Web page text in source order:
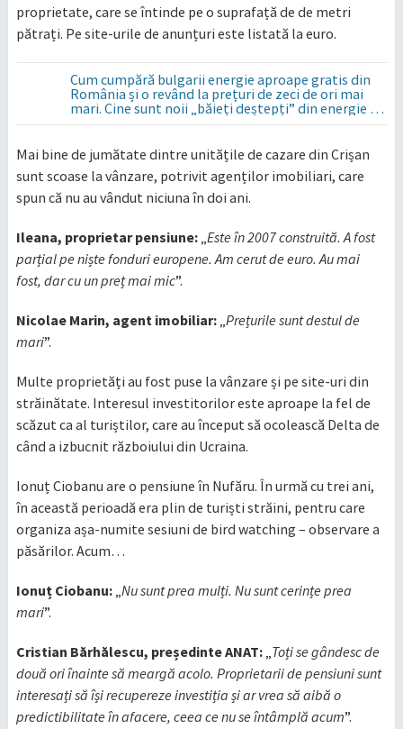
proprietate, care se întinde pe o suprafață de de metri
pătrați. Pe site-urile de anunțuri este listată la euro.
Cum cumpără bulgarii energie aproape gratis din
România și o revând la prețuri de zeci de ori mai
mari. Cine sunt noii „băieți deștepți” din energie de
la sud de Dunăre
Mai bine de jumătate dintre unitățile de cazare din Crișan
sunt scoase la vânzare, potrivit agenților imobiliari, care
spun că nu au vândut niciuna în doi ani.
Ileana, proprietar pensiune:„ Este în 2007 construită. A fost
parțial pe niște fonduri europene. Am cerut de euro. Au mai
fost, dar cu un preț mai mic”.
Nicolae Marin, agent imobiliar:„ Prețurile sunt destul de
mari”.
Multe proprietăți au fost puse la vânzare și pe site-uri din
străinătate. Interesul investitorilor este aproape la fel de
scăzut ca al turiștilor, care au început să ocolească Delta de
când a izbucnit războiului din Ucraina.
Ionuț Ciobanu are o pensiune în Nufăru. În urmă cu trei ani,
în această perioadă era plin de turiști străini, pentru care
organiza așa-numite sesiuni de bird watching – observare a
păsărilor. Acum…
Ionuț Ciobanu:„ Nu sunt prea mulți. Nu sunt cerințe prea
mari”.
Cristian Bărhălescu, președinte ANAT:„ Toți se gândesc de
două ori înainte să meargă acolo. Proprietarii de pensiuni sunt
interesați să își recupereze investiția și ar vrea să aibă o
predictibilitate în afacere, ceea ce nu se întâmplă acum”.